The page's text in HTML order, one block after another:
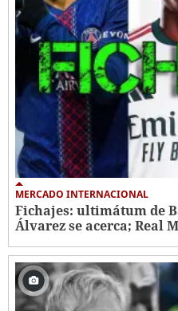
MERCADO INTERNACIONAL
Fichajes: ultimátum de
Álvarez se acerca; Real